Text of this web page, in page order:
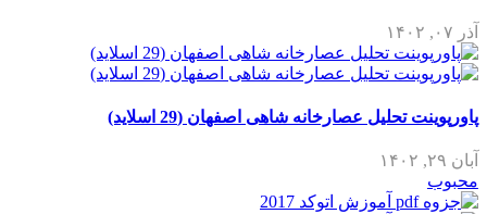
آذر ۰۷, ۱۴۰۲
پاورپوینت تحلیل عصارخانه شاهی اصفهان (29 اسلاید)
آبان ۲۹, ۱۴۰۲
محبوب